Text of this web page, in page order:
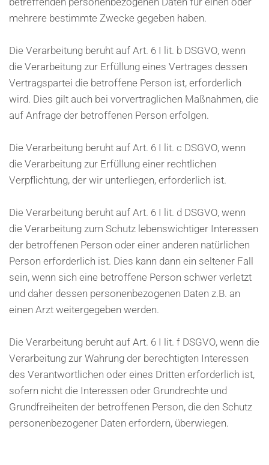
mehrere bestimmte Zwecke gegeben haben.
Die Verarbeitung beruht auf Art. 6 I lit. b DSGVO, wenn
die Verarbeitung zur Erfüllung eines Vertrages dessen
Vertragspartei die betroffene Person ist, erforderlich
wird. Dies gilt auch bei vorvertraglichen Maßnahmen, die
auf Anfrage der betroffenen Person erfolgen.
Die Verarbeitung beruht auf Art. 6 I lit. c DSGVO, wenn
die Verarbeitung zur Erfüllung einer rechtlichen
Verpflichtung, der wir unterliegen, erforderlich ist.
Die Verarbeitung beruht auf Art. 6 I lit. d DSGVO, wenn
die Verarbeitung zum Schutz lebenswichtiger Interessen
der betroffenen Person oder einer anderen natürlichen
Person erforderlich ist. Dies kann dann ein seltener Fall
sein, wenn sich eine betroffene Person schwer verletzt
und daher dessen personenbezogenen Daten z.B. an
einen Arzt weitergegeben werden.
Die Verarbeitung beruht auf Art. 6 I lit. f DSGVO, wenn die
Verarbeitung zur Wahrung der berechtigten Interessen
des Verantwortlichen oder eines Dritten erforderlich ist,
sofern nicht die Interessen oder Grundrechte und
Grundfreiheiten der betroffenen Person, die den Schutz
personenbezogener Daten erfordern, überwiegen.